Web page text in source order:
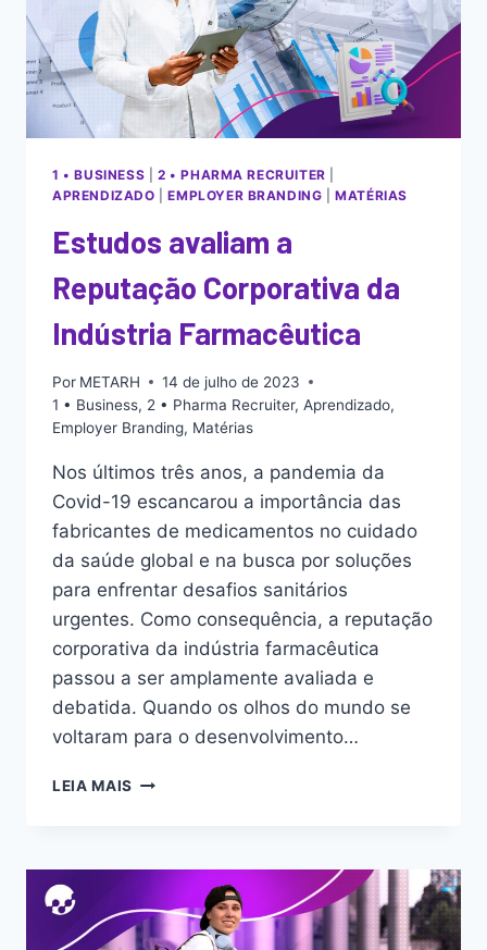
1 • BUSINESS 2 • PHARMA RECRUITER
APRENDIZADO |EMPLOYER BRANDING |MATÉRIAS
Estudos avaliam a
Reputação Corporativa da
Indústria Farmacêutica
Por METARH
14 de julho de 2023
1 • Business, 2 • Pharma Recruiter, Aprendizado,
Employer Branding, Matérias
Nos últimos três anos, a pandemia da
Covid-19 escancarou a importância das
fabricantes de medicamentos no cuidado
da saúde global e na busca por soluções
para enfrentar desafios sanitários
urgentes. Como consequência, a reputação
corporativa da indústria farmacêutica
passou a ser amplamente avaliada e
debatida. Quando os olhos do mundo se
voltaram para o desenvolvimento…
LEIA MAIS